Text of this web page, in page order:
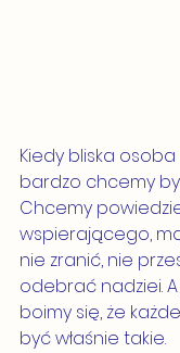
Kiedy bliska
bardzo chcemy
Chcemy
wspierającego,
nie zranić, nie
odebrać nadziei.
boimy się, że
być właśnie takie.